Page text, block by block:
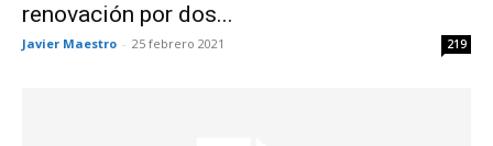
renovación por dos...
Javier Maestro - 25 febrero 2021 219